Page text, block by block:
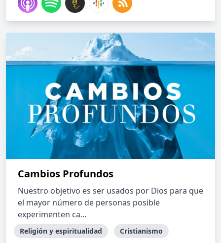
Cambios Profundos
Nuestro objetivo es ser usados por Dios para que
el mayor número de personas posible
experimenten ca...
Religión y espiritualidad Cristianismo